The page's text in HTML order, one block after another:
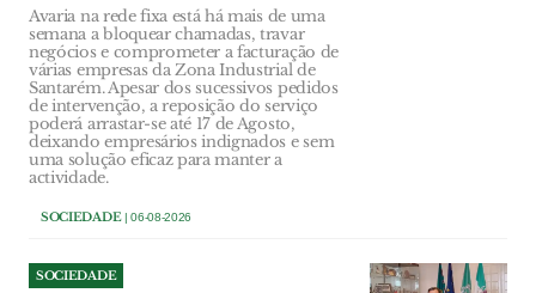
Avaria na rede fixa está há mais de uma
semana a bloquear chamadas, travar
negócios e comprometer a facturação de
várias empresas da Zona Industrial de
Santarém. Apesar dos sucessivos pedidos
de intervenção, a reposição do serviço
poderá arrastar-se até 17 de Agosto,
deixando empresários indignados e sem
uma solução eficaz para manter a
actividade.
SOCIEDADE| 06-08-2026
SOCIEDADE